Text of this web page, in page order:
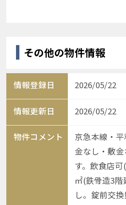
その他の物件情報
情報登録日 2026/05/22
情報更新日 2026/05/22
物件コメント
京急本線・
金なし・敷
す。飲食店
㎡(鉄骨造3
し。錠前交